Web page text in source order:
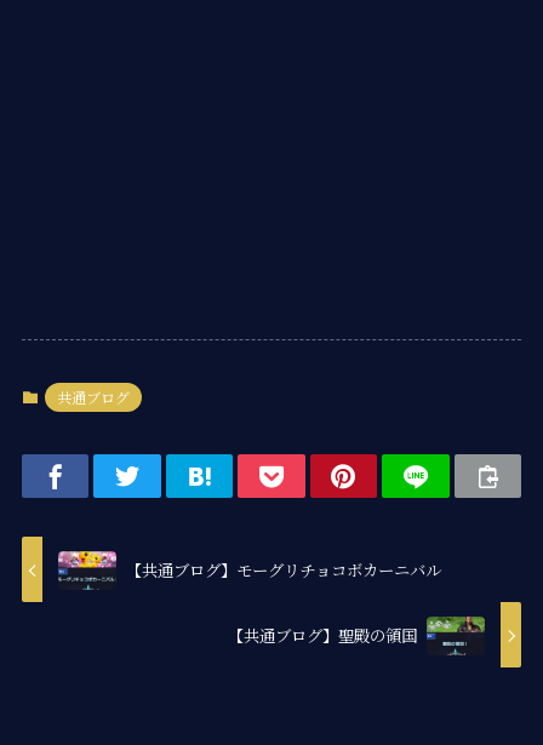
共通ブログ
【共通ブログ】モーグリチョコボカーニバル
【共通ブログ】聖殿の領国